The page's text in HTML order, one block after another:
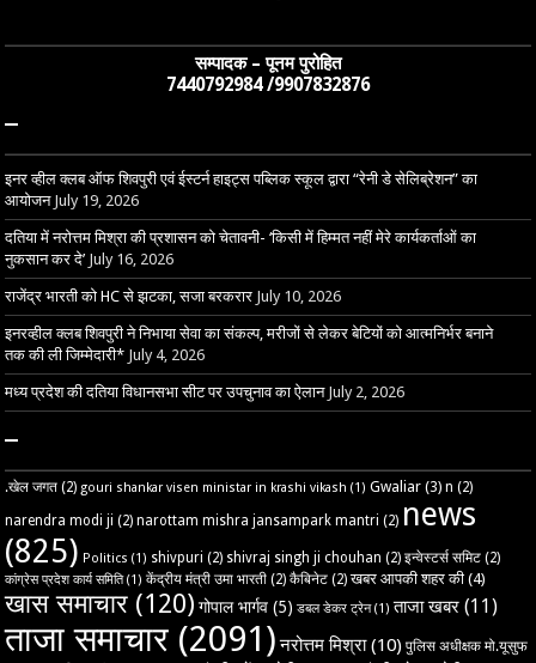
सम्पादक – पूनम पुरोहित
7440792984 /9907832876
–
इनर व्हील क्लब ऑफ शिवपुरी एवं ईस्टर्न हाइट्स पब्लिक स्कूल द्वारा “रेनी डे सेलिब्रेशन” का
आयोजन July 19, 2026
दतिया में नरोत्तम मिश्रा की प्रशासन को चेतावनी- ‘किसी में हिम्मत नहीं मेरे कार्यकर्ताओं का
नुकसान कर दे’ July 16, 2026
राजेंद्र भारती को HC से झटका, सजा बरकरार July 10, 2026
इनरव्हील क्लब शिवपुरी ने निभाया सेवा का संकल्प, मरीजों से लेकर बेटियों को आत्मनिर्भर बनाने
तक की ली जिम्मेदारी* July 4, 2026
मध्य प्रदेश की दतिया विधानसभा सीट पर उपचुनाव का ऐलान July 2, 2026
–
.खेल जगत (2) gouri shankar visen ministar in krashi vikash (1) Gwaliar (3) n (2)
narendra modi ji (2) narottam mishra jansampark mantri (2) news
(825) Politics (1) shivpuri (2) shivraj singh ji chouhan (2) इन्वेस्टर्स समिट (2)
कांग्रेस प्रदेश कार्य समिति(1) केंद्रीय मंत्री उमा भारती (2) कैबिनेट (2) खबर आपकी शहर की (4)
खास समाचार (120) गोपाल भार्गव (5) डबल डेकर ट्रेन(1) ताजा खबर (11)
ताजा समाचार (2091) नरोत्तम मिश्रा(10) पुलिस अधीक्षक मो.यूसुफ